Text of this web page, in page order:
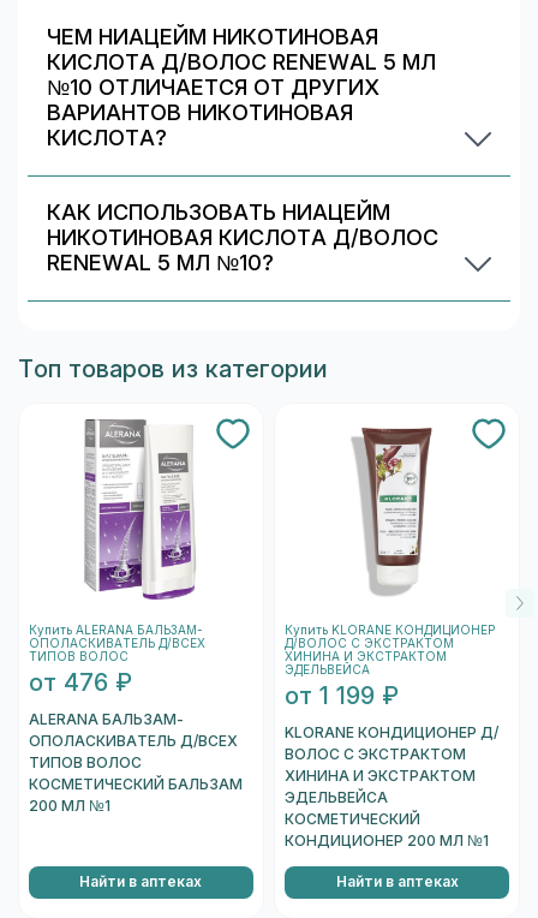
ЧЕМ НИАЦЕЙМ НИКОТИНОВАЯ
КИСЛОТА Д/ВОЛОС RENEWAL 5 МЛ
№10 ОТЛИЧАЕТСЯ ОТ ДРУГИХ
ВАРИАНТОВ НИКОТИНОВАЯ
КИСЛОТА?
варианты» и выберите по цене/наличию в
Тольятти.
КАК ИСПОЛЬЗОВАТЬ НИАЦЕЙМ
НИКОТИНОВАЯ КИСЛОТА Д/ВОЛОС
RENEWAL 5 МЛ №10?
формой выпуска. При выборе другого объёма
выпуска".
Топ товаров из категории
Купить ALERANA БАЛЬЗАМ-
ОПОЛАСКИВАТЕЛЬ Д/ВСЕХ
ТИПОВ ВОЛОС
от 476 ₽
ALERANA БАЛЬЗАМ-
ОПОЛАСКИВАТЕЛЬ Д/ВСЕХ
ТИПОВ ВОЛОС
КОСМЕТИЧЕСКИЙ БАЛЬЗАМ
200 МЛ №1
Найти в аптеках
Купить KLORANE КОНДИЦИОНЕР
Д/ВОЛОС С ЭКСТРАКТОМ
ХИНИНА И ЭКСТРАКТОМ
ЭДЕЛЬВЕЙСА
от 1 199 ₽
KLORANE КОНДИЦИОНЕР Д/
ВОЛОС С ЭКСТРАКТОМ
ХИНИНА И ЭКСТРАКТОМ
ЭДЕЛЬВЕЙСА
КОСМЕТИЧЕСКИЙ
КОНДИЦИОНЕР 200 МЛ №1
Найти в аптеках